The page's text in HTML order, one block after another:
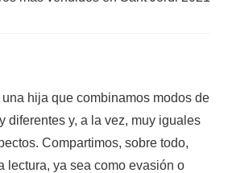
hija que combinamos modos de
diferentes y, a la vez, muy iguales
Compartimos, sobre todo,
lectura, ya sea como evasión o